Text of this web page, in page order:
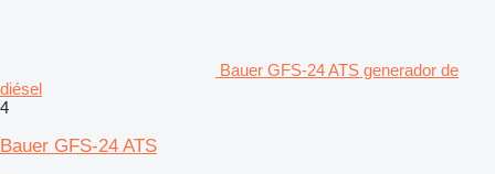
Bauer GFS-24 ATS generador de
diésel
4
Bauer GFS-24 ATS